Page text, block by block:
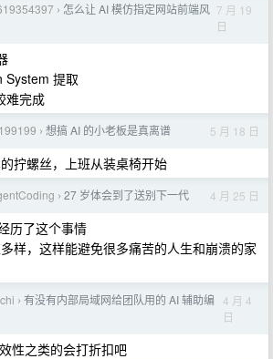
› 怎么让 AI 模仿指定网站前端风 7 月 19
日
System 提取
难完成
› 想搞 AI 的小老板是真离谱 5 月 18 日
拧螺丝，上班从装桌椅开始
› 27 岁体会到了送别下一代 4 月 25 日
历了这个事情
样，这样能避免很多痛苦的人生和崩溃的家
› 有没有内部局域网给团队用的 AI 辅助编 4 月 4
日
性之类的会打折扣吧